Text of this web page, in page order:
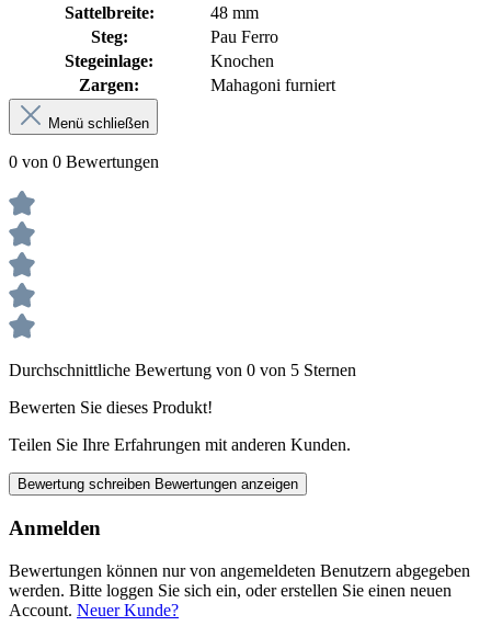
Sattelbreite:
48 mm
Steg:
Pau Ferro
Stegeinlage:
Knochen
Zargen:
Mahagoni furniert
Menü schließen
0 von 0 Bewertungen
Durchschnittliche Bewertung von 0 von 5 Sternen
Bewerten Sie dieses Produkt!
Teilen Sie Ihre Erfahrungen mit anderen Kunden.
Bewertung schreiben Bewertungen anzeigen
Anmelden
Bewertungen können nur von angemeldeten Benutzern abgegeben
werden. Bitte loggen Sie sich ein, oder erstellen Sie einen neuen
Account. Neuer Kunde?